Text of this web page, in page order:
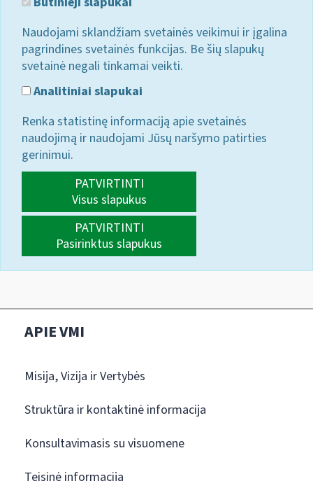
Naudojami sklandžiam svetainės veikimui ir įgalina
pagrindines svetainės funkcijas. Be šių slapukų
svetainė negali tinkamai veikti.
Analitiniai slapukai
Renka statistinę informaciją apie svetainės
naudojimą ir naudojami Jūsų naršymo patirties
gerinimui.
PATVIRTINTI
Visus slapukus
PATVIRTINTI
Pasirinktus slapukus
APIE VMI
Misija, Vizija ir Vertybės
Struktūra ir kontaktinė informacija
Konsultavimasis su visuomene
Teisinė informacija